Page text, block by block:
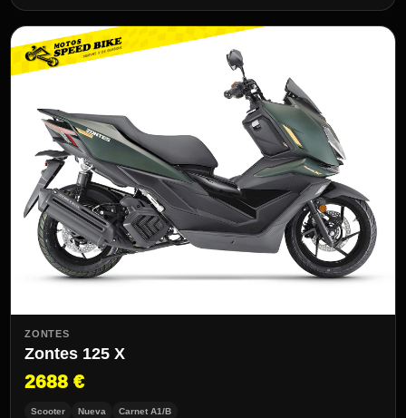
ZONTES
Zontes 125 X
2688 €
Scooter Nueva Carnet A1/B